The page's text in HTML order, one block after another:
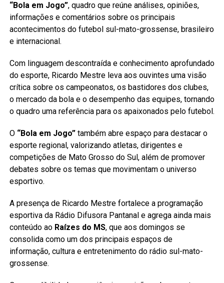
“Bola em Jogo”, quadro que reúne análises, opiniões,
informações e comentários sobre os principais
acontecimentos do futebol sul-mato-grossense, brasileiro
e internacional.
Com linguagem descontraída e conhecimento aprofundado
do esporte, Ricardo Mestre leva aos ouvintes uma visão
crítica sobre os campeonatos, os bastidores dos clubes,
o mercado da bola e o desempenho das equipes, tornando
o quadro uma referência para os apaixonados pelo futebol.
O “Bola em Jogo”também abre espaço para destacar o
esporte regional, valorizando atletas, dirigentes e
competições de Mato Grosso do Sul, além de promover
debates sobre os temas que movimentam o universo
esportivo.
A presença de Ricardo Mestre fortalece a programação
esportiva da Rádio Difusora Pantanal e agrega ainda mais
conteúdo ao Raízes do MS, que aos domingos se
consolida como um dos principais espaços de
informação, cultura e entretenimento do rádio sul-mato-
grossense.